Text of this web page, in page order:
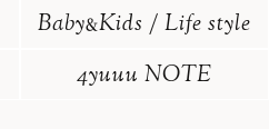
Baby&Kids / Life style
4yuuu NOTE